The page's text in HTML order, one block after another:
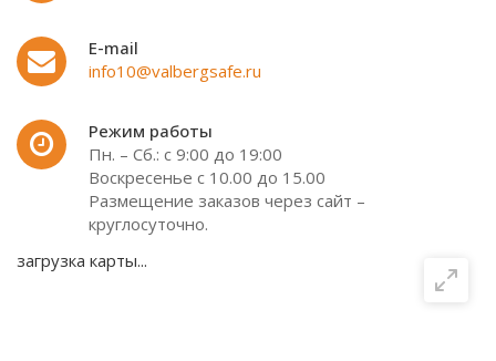
E-mail
info10@valbergsafe.ru
Режим работы
Пн. – Сб.: с 9:00 до 19:00
Воскресенье с 10.00 до 15.00
Размещение заказов через сайт –
круглосуточно.
загрузка карты...